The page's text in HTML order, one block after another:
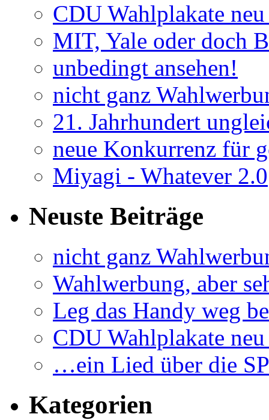
CDU Wahlplakate
MIT, Yale oder doch
unbedingt ansehen!
nicht ganz
21. Jahrhundert
neue Konkurrenz für
Miyagi - Whatever 2.0
Neuste Beiträge
nicht ganz
Wahlwerbung, aber
Leg das Handy weg
CDU Wahlplakate
…ein Lied über die
Kategorien